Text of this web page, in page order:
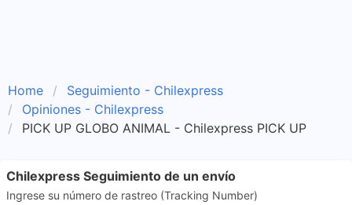
Home
Seguimiento - Chilexpress
Opiniones - Chilexpress
PICK UP GLOBO ANIMAL - Chilexpress PICK UP
Chilexpress Seguimiento de un envío
Ingrese su número de rastreo (Tracking Number)